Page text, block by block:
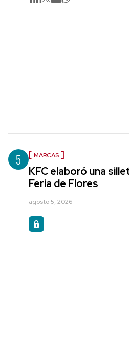
5 MARCAS
KFC elaboró una
Feria de Flores
agosto 5, 2026